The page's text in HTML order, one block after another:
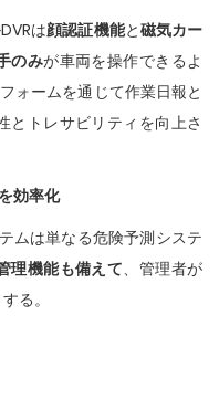
は顔認証機能と磁気カー
のみが車両を操作できるよ
ォームを通じて作業日報と
とトレサビリティを向上さ
効率化
ムは単なる危険予測システ
理機能も備えて、管理者が
る。